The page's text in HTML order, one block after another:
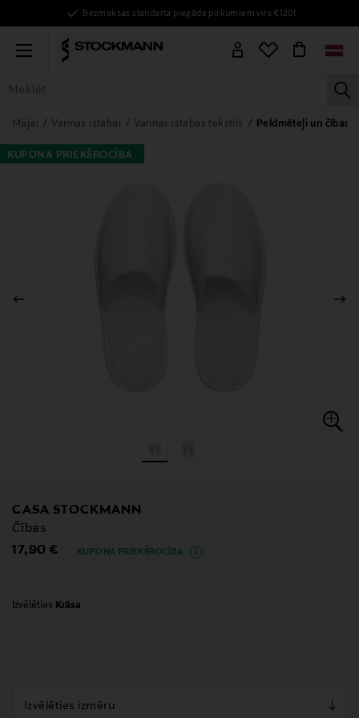
Bezmaksas standarta piegāde pirkumiem virs €120!
Menu
VISAS PRECES SIEVIETĒM VĪRIEŠIEM BĒRNIEM MĀJAI
Mājai Vannas istabai Vannas istabas tekstils Peldmēteļi un čības
KUPONA PRIEKŠROCĪBA
CASA STOCKMANN
Čības
Original Price
17,90 € KUPONA PRIEKŠROCĪBA
Izvēlēties Krāsa